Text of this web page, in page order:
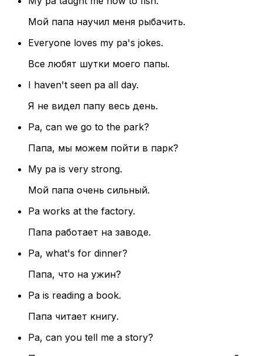
Мой папа научил меня рыбачить.
Everyone loves my pa's jokes.
Все любят шутки моего папы.
I haven't seen pa all day.
Я не видел папу весь день.
Pa, can we go to the park?
Папа, мы можем пойти в парк?
My pa is very strong.
Мой папа очень сильный.
Pa works at the factory.
Папа работает на заводе.
Pa, what's for dinner?
Папа, что на ужин?
Pa is reading a book.
Папа читает книгу.
Pa, can you tell me a story?